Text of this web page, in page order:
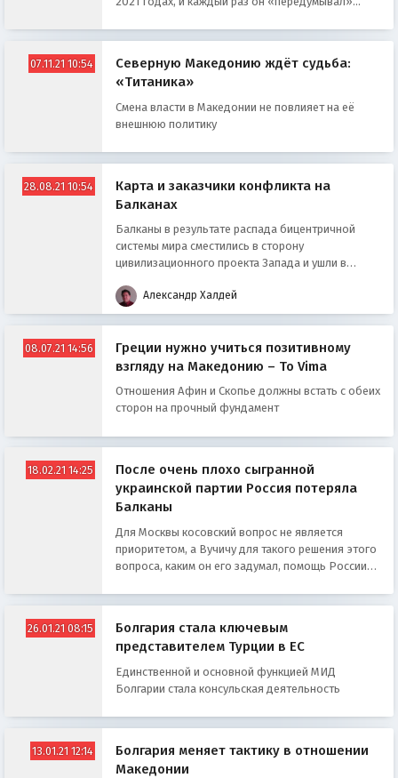
07.11.21 10:54
Северную Македонию ждёт судьба:
«Титаника»
Смена власти в Македонии не повлияет на её
внешнюю политику
28.08.21 10:54
Карта и заказчики конфликта на
Балканах
Балканы в результате распада бицентричной
системы мира сместились в сторону
цивилизационного проекта Запада и ушли в
Александр Халдей
08.07.21 14:56
Греции нужно учиться позитивному
взгляду на Македонию – To Vima
Отношения Афин и Скопье должны встать с обеих
сторон на прочный фундамент
18.02.21 14:25
После очень плохо сыгранной
украинской партии Россия потеряла
Балканы
Для Москвы косовский вопрос не является
приоритетом, а Вучичу для такого решения этого
вопроса, каким он его задумал, помощь России
26.01.21 08:15
Болгария стала ключевым
представителем Турции в ЕС
Единственной и основной функцией МИД
Болгарии стала консульская деятельность
13.01.21 12:14
Болгария меняет тактику в отношении
Македонии